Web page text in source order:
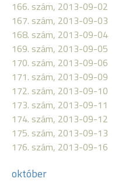
166. szám, 2013-09-02
167. szám, 2013-09-03
168. szám, 2013-09-04
169. szám, 2013-09-05
170. szám, 2013-09-06
171. szám, 2013-09-09
172. szám, 2013-09-10
173. szám, 2013-09-11
174. szám, 2013-09-12
175. szám, 2013-09-13
176. szám, 2013-09-16
október